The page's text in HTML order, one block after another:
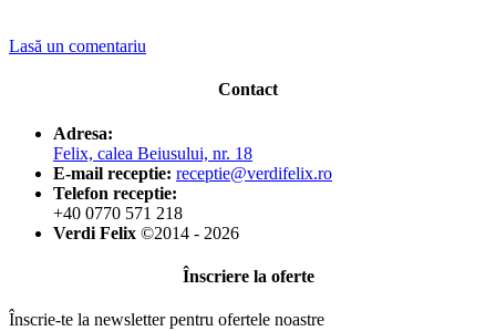
Lasă un comentariu
Contact
Adresa:
Felix, calea Beiusului, nr. 18
E-mail receptie: receptie@verdifelix.ro
Telefon receptie:
+40 0770 571 218
Verdi Felix ©2014 - 2026
Înscriere la oferte
Înscrie-te la newsletter pentru ofertele noastre